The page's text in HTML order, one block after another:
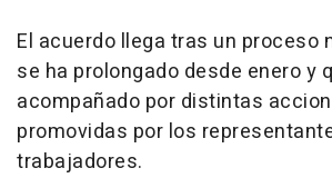
El acuerdo llega tras un proceso
se ha prolongado desde enero y
acompañado por distintas
promovidas por los
trabajadores.